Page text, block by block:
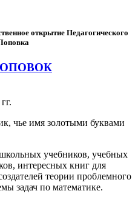
открытие Педагогического
чье имя золотыми буквами
учебников, учебных
интересных книг для
теории проблемного
задач по математике.